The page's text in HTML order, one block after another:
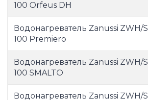
100 Orfeus DH
Водонагреватель Zanussi ZWH/S
100 Premiero
Водонагреватель Zanussi ZWH/S
100 SMALTO
Водонагреватель Zanussi ZWH/S